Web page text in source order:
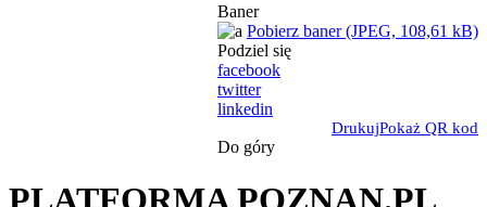
Baner
Pobierz baner (JPEG, 108,61 kB)
Podziel się
facebook
twitter
linkedin
DrukujPokaż QR kod
Do góry